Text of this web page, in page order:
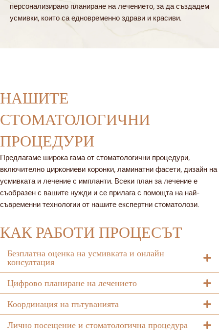
персонализирано планиране на лечението, за да създадем
усмивки, които са едновременно здрави и красиви.
НАШИТЕ
СТОМАТОЛОГИЧНИ
ПРОЦЕДУРИ
Предлагаме широка гама от стоматологични процедури,
включително циркониеви коронки, ламинатни фасети, дизайн на
усмивката и лечение с импланти. Всеки план за лечение е
съобразен с вашите нужди и се прилага с помощта на най-
съвременни технологии от нашите експертни стоматолози.
КАК РАБОТИ ПРОЦЕСЪТ
Безплатна оценка на усмивката и онлайн
консултация
Цифрово планиране на лечението
Координация на пътуванията
Лично посещение и стоматологична процедура